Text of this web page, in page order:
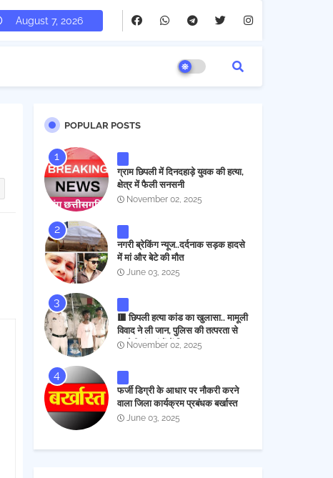
August 7, 2026
POPULAR POSTS
ग्राम छिपली में दिनदहाड़े युवक की हत्या,
क्षेत्र में फैली सनसनी
November 02, 2025
नगरी ब्रेकिंग न्यूज..दर्दनाक सड़क हादसे
में मां और बेटे की मौत
June 03, 2025
🟥 छिपली हत्या कांड का खुलासा.. मामूली
विवाद ने ली जान, पुलिस की तत्परता से
आरोपी चंद घंटों में गिरफ्तार
November 02, 2025
फर्जी डिग्री के आधार पर नौकरी करने
वाला जिला कार्यक्रम प्रबंधक बर्खास्त
June 03, 2025